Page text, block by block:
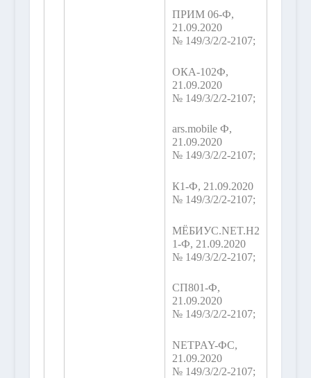
ПРИМ 06-Ф,
21.09.2020
№ 149/3/2/2-2107;
ОКА-102Ф,
21.09.2020
№ 149/3/2/2-2107;
ars.mobile Ф,
21.09.2020
№ 149/3/2/2-2107;
К1-Ф, 21.09.2020
№ 149/3/2/2-2107;
МЁБИУС.NET.H2
1-Ф, 21.09.2020
№ 149/3/2/2-2107;
СП801-Ф,
21.09.2020
№ 149/3/2/2-2107;
NETPAY-ФС,
21.09.2020
№ 149/3/2/2-2107;